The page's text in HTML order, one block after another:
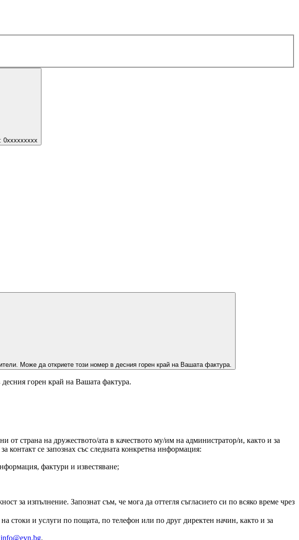
Може да откриете този номер в десния горен край на Вашата фактура.
горен край на Вашата фактура.
страна на дружеството/ата в качеството му/им на администратор/и, както и за
контакт се запознах със следната конкретна информация:
фактури и известяване;
за изпълнение. Запознат съм, че мога да оттегля съгласието си по всяко време чрез
стоки и услуги по пощата, по телефон или по друг директен начин, както и за
info@evn.bg.